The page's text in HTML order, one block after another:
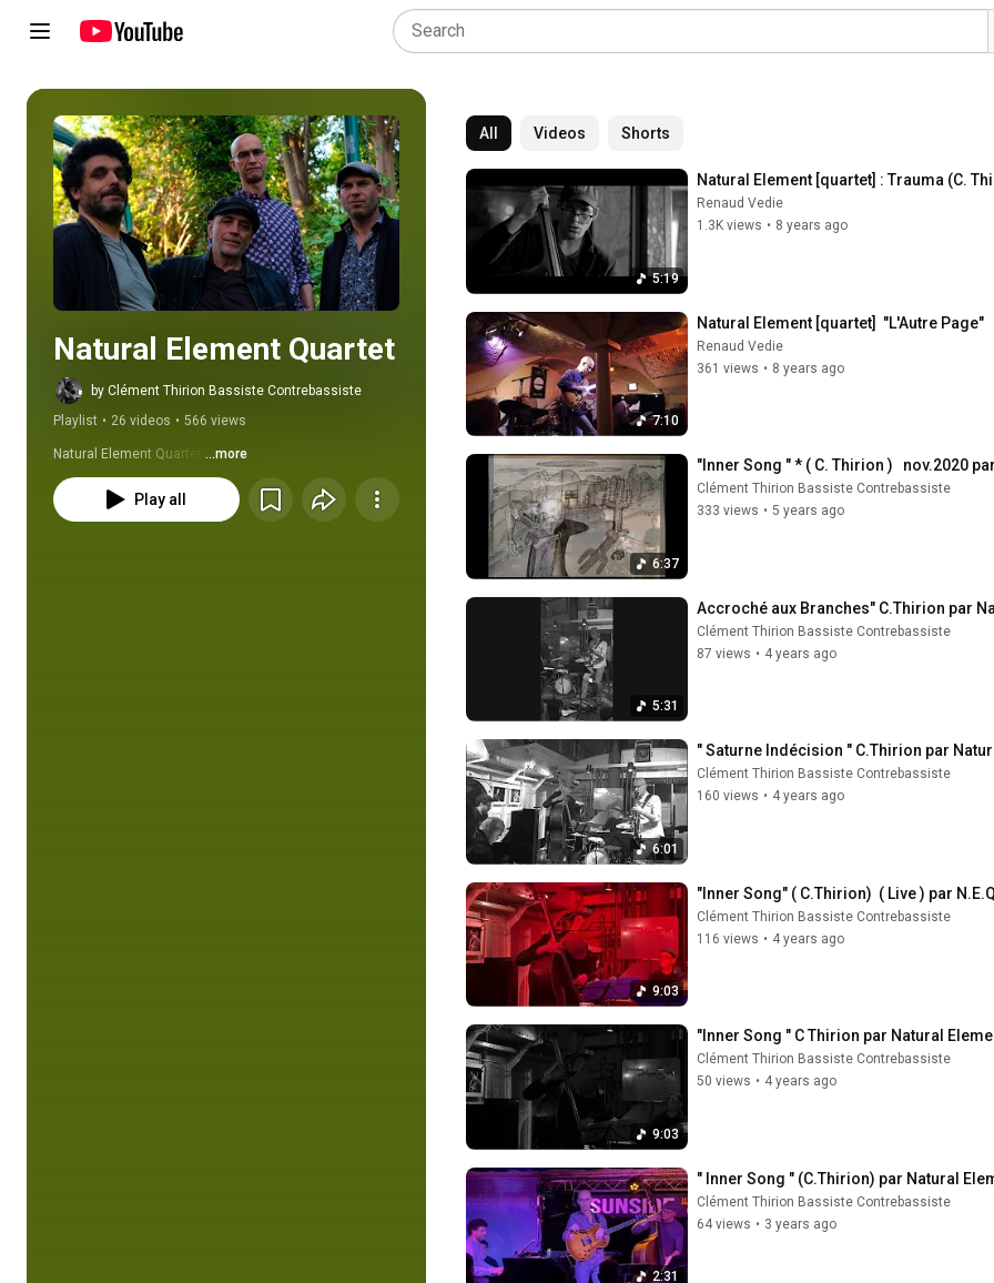
Play all
Natural Element Quartet
by Clément Thirion Bassiste Contrebassiste
Playlist • 26 videos • 566 views
Natural Element Quartet ...more
Play all
All Videos Shorts
5:19
Natural Element [quartet] : Trauma (C.
Renaud Vedie
1.3K views • 8 years ago
7:10
Natural Element [quartet]  "L'Autre Page"
Renaud Vedie
361 views • 8 years ago
6:37
"Inner Song " * ( C. Thirion )   nov.2020
Clément Thirion Bassiste Contrebassiste
333 views • 5 years ago
5:31
Accroché aux Branches" C.Thirion par
Clément Thirion Bassiste Contrebassiste
87 views • 4 years ago
6:01
" Saturne Indécision " C.Thirion par
Clément Thirion Bassiste Contrebassiste
160 views • 4 years ago
9:03
"Inner Song" ( C.Thirion)  ( Live ) par
Clément Thirion Bassiste Contrebassiste
116 views • 4 years ago
9:03
"Inner Song " C Thirion par Natural
Clément Thirion Bassiste Contrebassiste
50 views • 4 years ago
2:31
" Inner Song " (C.Thirion) par Natural
Clément Thirion Bassiste Contrebassiste
64 views • 3 years ago